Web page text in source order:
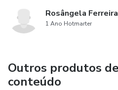
Rosângela Ferreira
1 Ano Hotmarter
Outros produtos
conteúdo